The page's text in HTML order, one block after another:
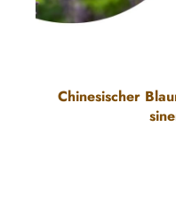
Chinesischer